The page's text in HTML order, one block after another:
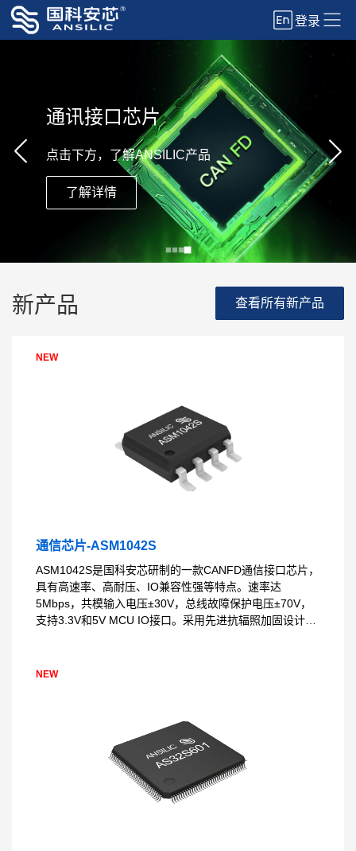
登录
通讯接口芯片
点击下方，了解ANSILIC产品
了解详情
新产品 查看所有新产品
NEW
通信芯片-ASM1042S
ASM1042S是国科安芯研制的一款CANFD通信接口芯片，
具有高速率、高耐压、IO兼容性强等特点。速率达
5Mbps，共模输入电压±30V，总线故障保护电压±70V，
支持3.3V和5V MCU IO接口。采用先进抗辐照加固设计，
装、测试等全流程国产化，和TJA1042、TCAN1042完全
NEW